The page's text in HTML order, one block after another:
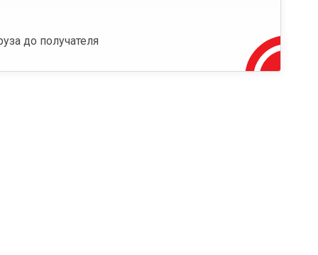
до получателя